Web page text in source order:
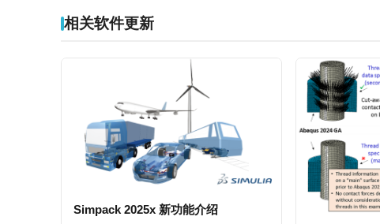
相关软件更新
Simpack 2025x 新功能介绍